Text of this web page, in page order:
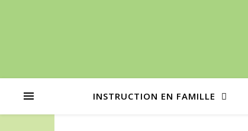
INSTRUCTION EN FAMILLE